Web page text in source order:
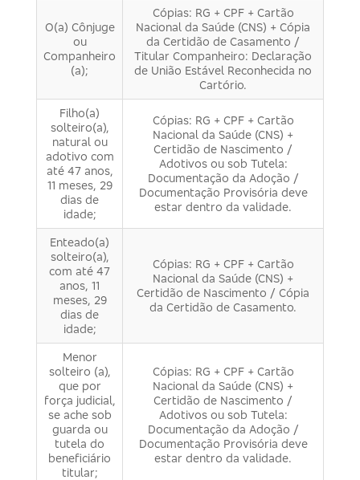
O(a) Cônjuge
ou
Companheiro
(a);
Cópias: RG + CPF + Cartão
Nacional da Saúde (CNS) + Cópia
da Certidão de Casamento /
Titular Companheiro: Declaração
de União Estável Reconhecida no
Cartório.
Filho(a)
solteiro(a),
natural ou
adotivo com
até 47 anos,
11 meses, 29
dias de
idade;
Cópias: RG + CPF + Cartão
Nacional da Saúde (CNS) +
Certidão de Nascimento /
Adotivos ou sob Tutela:
Documentação da Adoção /
Documentação Provisória deve
estar dentro da validade.
Enteado(a)
solteiro(a),
com até 47
anos, 11
meses, 29
dias de
idade;
Cópias: RG + CPF + Cartão
Nacional da Saúde (CNS) +
Certidão de Nascimento / Cópia
da Certidão de Casamento.
Menor
solteiro (a),
que por
força judicial,
se ache sob
guarda ou
tutela do
beneficiário
titular;
Cópias: RG + CPF + Cartão
Nacional da Saúde (CNS) +
Certidão de Nascimento /
Adotivos ou sob Tutela:
Documentação da Adoção /
Documentação Provisória deve
estar dentro da validade.